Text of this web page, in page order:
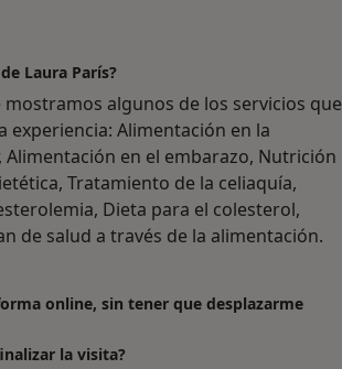
Laura París?
algunos de los servicios que
experiencia: Alimentación en la
en el embarazo, Nutrición
Tratamiento de la celiaquía,
Dieta para el colesterol,
de salud a través de la alimentación.
online, sin tener que desplazarme
la visita?